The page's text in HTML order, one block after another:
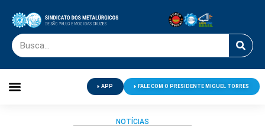
APP FALE COM O PRESIDENTE MIGUEL TORRES
NOTÍCIAS